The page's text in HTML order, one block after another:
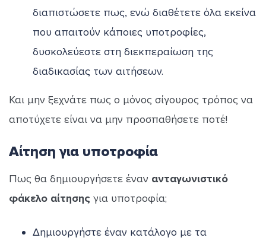
διαπιστώσετε πως, ενώ διαθέτετε όλα εκείνα
που απαιτούν κάποιες υποτροφίες,
δυσκολεύεστε στη διεκπεραίωση της
διαδικασίας των αιτήσεων.
Και μην ξεχνάτε πως ο μόνος σίγουρος τρόπος να
αποτύχετε είναι να μην προσπαθήσετε ποτέ!
Αίτηση για υποτροφία
Πως θα δημιουργήσετε έναν ανταγωνιστικό
φάκελο αίτησης για υποτροφία;
Δημιουργήστε έναν κατάλογο με τα